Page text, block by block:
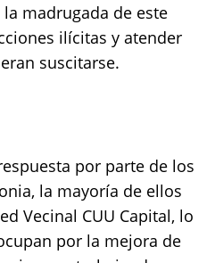
madrugada de este
ilícitas y atender
suscitarse.
por parte de los
la mayoría de ellos
Vecinal CUU Capital, lo
por la mejora de